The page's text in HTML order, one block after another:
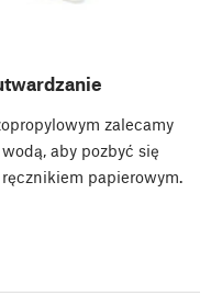
zalecamy
aby pozbyć się
papierowym.